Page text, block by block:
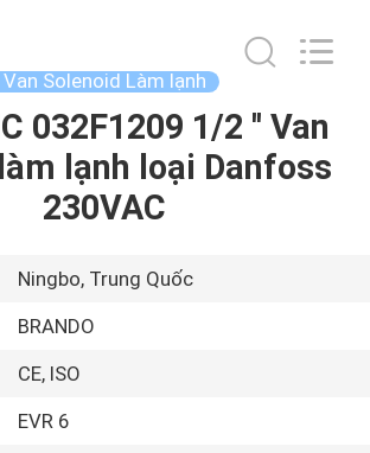
Van Solenoid Làm lạnh
032F1209 1/2 '' Van
lạnh loại Danfoss
230VAC
Ningbo, Trung Quốc
BRANDO
CE, ISO
EVR 6